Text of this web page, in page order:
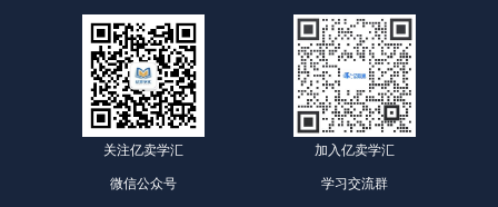
关注亿卖学汇
微信公众号
加入亿卖学汇
学习交流群